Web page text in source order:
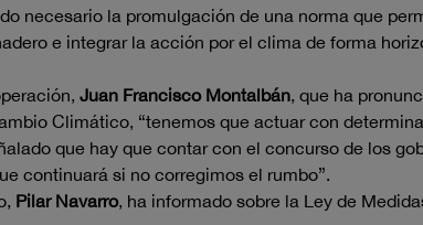
necesario la promulgación de una norma que
e integrar la acción por el clima de forma
Juan Francisco Montalbán, que ha
Climático, “tenemos que actuar con
que hay que contar con el concurso de los
continuará si no corregimos el rumbo”.
Pilar Navarro, ha informado sobre la Ley de